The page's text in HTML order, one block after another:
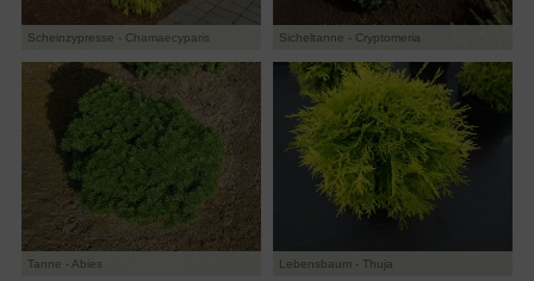
Sicheltanne - Cryptomeria
Tanne - Abies Lebensbaum - Thuja
Scheinzypresse - Chamaecyparis